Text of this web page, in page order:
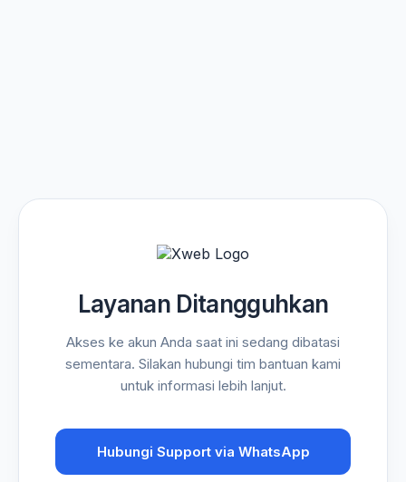
Layanan Ditangguhkan
Akses ke akun Anda saat ini sedang dibatasi
sementara. Silakan hubungi tim bantuan kami
untuk informasi lebih lanjut.
Hubungi Support via WhatsApp